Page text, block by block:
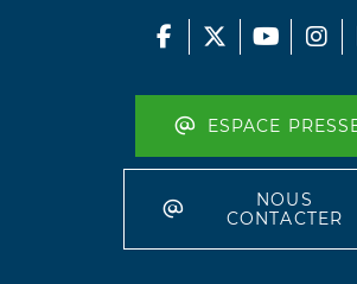
ESPACE
NOUS
CONTACTER